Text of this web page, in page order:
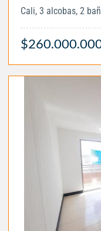
Cali, 3 alcobas, 2